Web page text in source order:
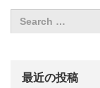
最近の投稿